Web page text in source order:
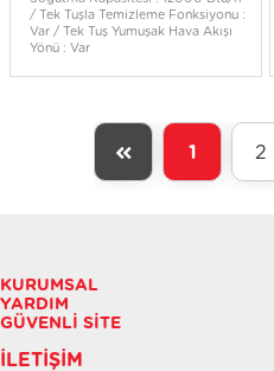
/ Tek Tuşla Temizleme Fonksiyonu :
Var / Tek Tuş Yumuşak Hava Akışı
Yönü : Var
1 2
KURUMSAL
YARDIM
GÜVENLI SITE
İLETIŞIM